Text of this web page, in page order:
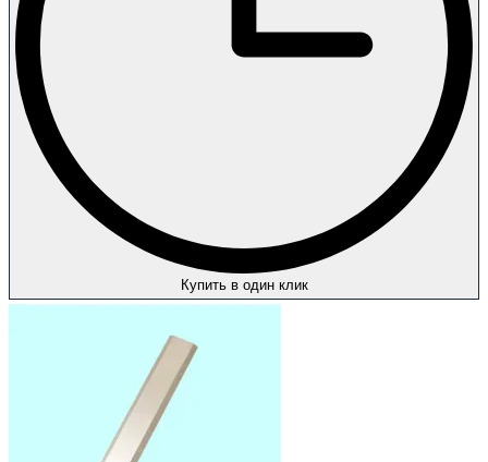
Купить в один клик